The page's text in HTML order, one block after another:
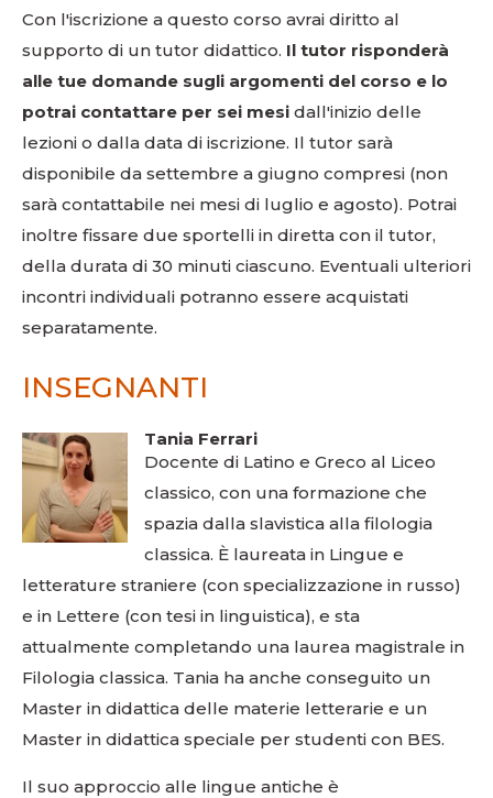
Con l'iscrizione a questo corso avrai diritto al
supporto di un tutor didattico. Il tutor risponderà
alle tue domande sugli argomenti del corso e lo
potrai contattare per sei mesi dall'inizio delle
lezioni o dalla data di iscrizione. Il tutor sarà
disponibile da settembre a giugno compresi (non
sarà contattabile nei mesi di luglio e agosto). Potrai
inoltre fissare due sportelli in diretta con il tutor,
della durata di 30 minuti ciascuno. Eventuali ulteriori
incontri individuali potranno essere acquistati
separatamente.
INSEGNANTI
Tania Ferrari
Docente di Latino e Greco al Liceo
classico, con una formazione che
spazia dalla slavistica alla filologia
classica. È laureata in Lingue e
letterature straniere (con specializzazione in russo)
e in Lettere (con tesi in linguistica), e sta
attualmente completando una laurea magistrale in
Filologia classica. Tania ha anche conseguito un
Master in didattica delle materie letterarie e un
Master in didattica speciale per studenti con BES.
Il suo approccio alle lingue antiche è